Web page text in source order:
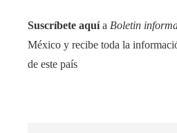
Suscríbete aquí a Boletin
México y recibe toda la
de este país